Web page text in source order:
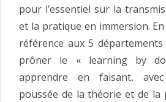
pour l’essentiel sur la
et la pratique en immersion. En
référence aux 5
prôner le « learning by
apprendre en faisant,
poussée de la théorie et de la